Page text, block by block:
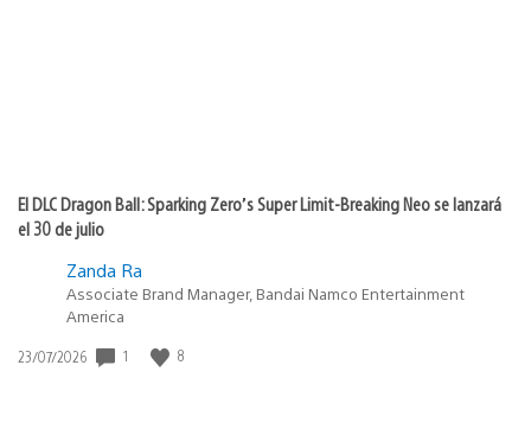
El DLC Dragon Ball: Sparking Zero’s Super Limit-Breaking Neo se lanzará
el 30 de julio
Zanda Ra
Associate Brand Manager, Bandai Namco Entertainment
America
Fecha
23/07/2026 1 8